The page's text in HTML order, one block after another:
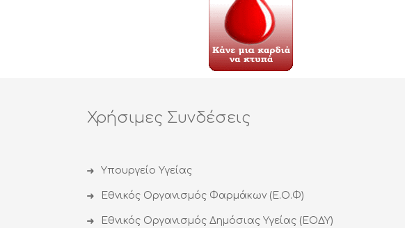
Χρήσιμες Συνδέσεις
Υπουργείο Υγείας
Εθνικός Οργανισμός Φαρμάκων (Ε.Ο.Φ)
Εθνικός Οργανισμός Δημόσιας Υγείας (ΕΟΔΥ)